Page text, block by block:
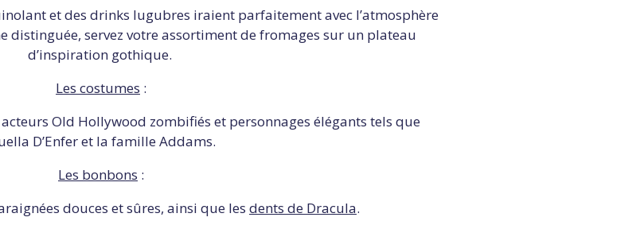
et des drinks lugubres iraient parfaitement avec l’atmosphère
distinguée, servez votre assortiment de fromages sur un plateau
d’inspiration gothique.
Les costumes :
acteurs Old Hollywood zombifiés et personnages élégants tels que
D’Enfer et la famille Addams.
Les bonbons :
douces et sûres, ainsi que les dents de Dracula.